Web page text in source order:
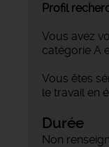
Profil
Vous avez
catégorie A
Vous êtes
le travail en
Durée
Non